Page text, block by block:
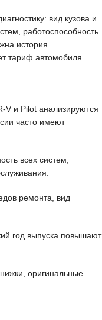
вид кузова и
работоспособность
история
тариф автомобиля.
V и Pilot анализируются
часто имеют
всех систем,
ремонта, вид
год выпуска повышают
оригинальные